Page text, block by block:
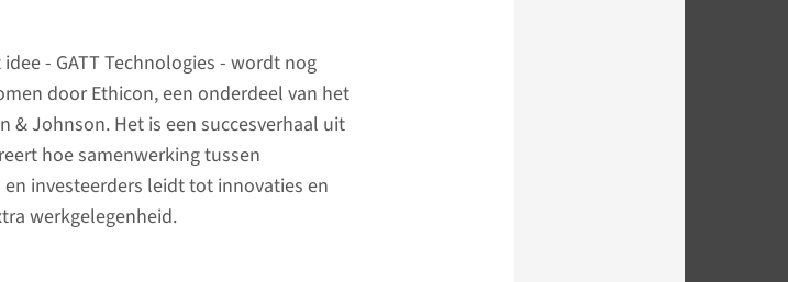
- GATT Technologies - wordt nog
door Ethicon, een onderdeel van het
& Johnson. Het is een succesverhaal uit
hoe samenwerking tussen
investeerders leidt tot innovaties en
werkgelegenheid.